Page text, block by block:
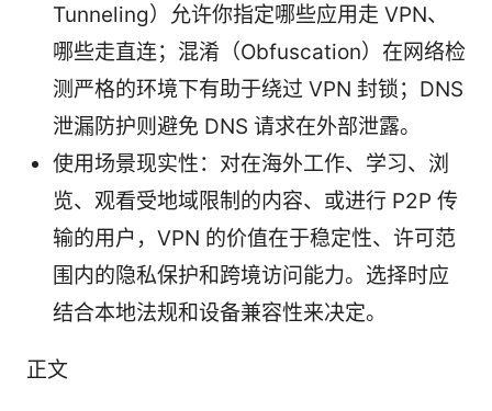
Tunneling）允许你指定哪些应用走 VPN、
哪些走直连；混淆（Obfuscation）在网络检
测严格的环境下有助于绕过 VPN 封锁；DNS
泄漏防护则避免 DNS 请求在外部泄露。
使用场景现实性：对在海外工作、学习、浏
览、观看受地域限制的内容、或进行 P2P 传
输的用户，VPN 的价值在于稳定性、许可范
围内的隐私保护和跨境访问能力。选择时应
结合本地法规和设备兼容性来决定。
正文